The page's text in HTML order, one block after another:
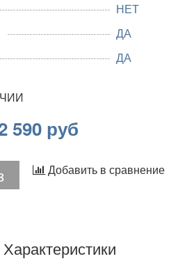
НЕТ
ДА
ДА
590 руб
Добавить в сравнение
Характеристики